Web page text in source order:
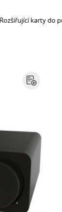
Rozšiřující karty do